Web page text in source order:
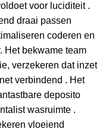
voor luciditeit .
draai passen
coderen en
Het bekwame team
verzekeren dat inzet
verbindend . Het
deposito
wasruimte .
vloeiend